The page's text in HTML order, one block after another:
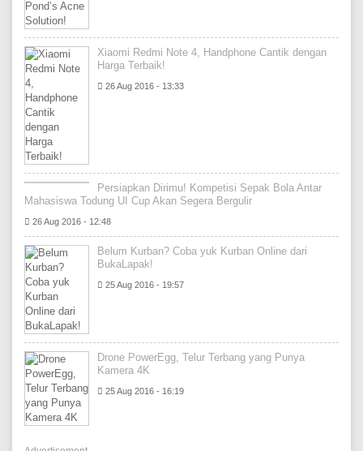
Xiaomi Redmi Note 4, Handphone Cantik dengan
Harga Terbaik!
26 Aug 2016 - 13:33
Persiapkan Dirimu! Kompetisi Sepak Bola Antar
Mahasiswa Todung UI Cup Akan Segera Bergulir
26 Aug 2016 - 12:48
Belum Kurban? Coba yuk Kurban Online dari
BukaLapak!
25 Aug 2016 - 19:57
Drone PowerEgg, Telur Terbang yang Punya
Kamera 4K
25 Aug 2016 - 16:19